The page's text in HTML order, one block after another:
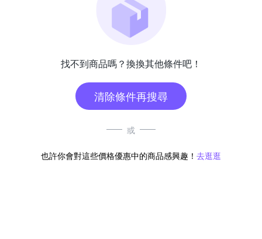
找不到商品嗎？換換其他條件吧！
清除條件再搜尋
或
也許你會對這些價格優惠中的商品感興趣！ 去逛逛